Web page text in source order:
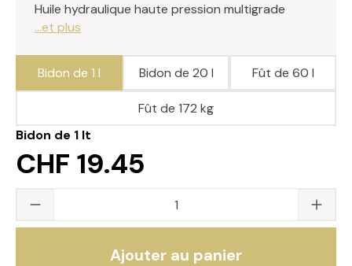
Huile hydraulique haute pression multigrade
...et plus
Bidon de 1 lt
CHF 19.45
Bidon de 1 l Bidon de 20 l Fût de 60 l
Fût de 172 kg
Quantité du produit : saisissez la valeur
Ajouter au panier